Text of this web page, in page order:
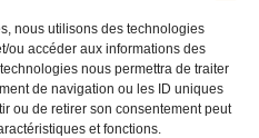
nous utilisons des technologies
ou accéder aux informations des
nous permettra de traiter
de navigation ou les ID uniques
ou de retirer son consentement peut
et fonctions.